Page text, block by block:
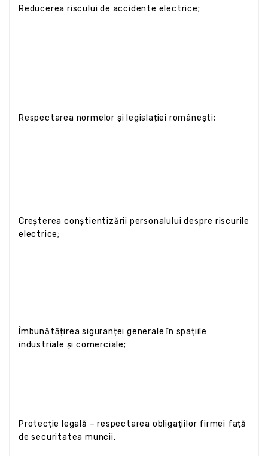
Reducerea riscului de accidente electrice;
Respectarea normelor și legislației românești;
Creșterea conștientizării personalului despre riscurile
electrice;
Îmbunătățirea siguranței generale în spațiile
industriale și comerciale;
Protecție legală – respectarea obligațiilor firmei față
de securitatea muncii.